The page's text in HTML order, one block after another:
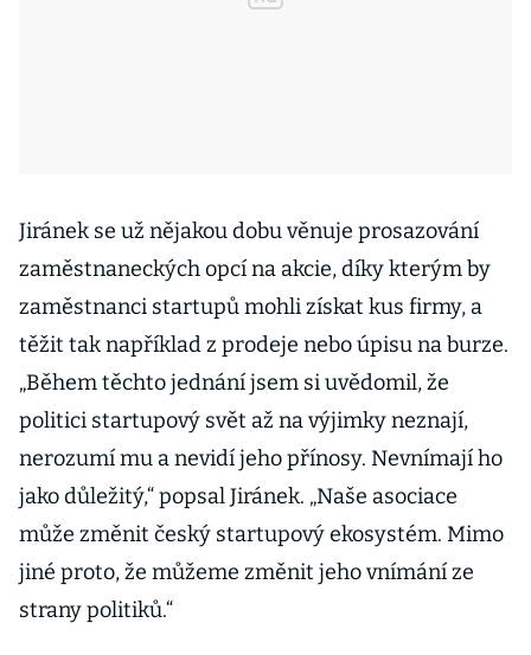
Jiránek se už nějakou dobu věnuje prosazování
zaměstnaneckých opcí na akcie, díky kterým by
zaměstnanci startupů mohli získat kus firmy, a
těžit tak například z prodeje nebo úpisu na burze.
„Během těchto jednání jsem si uvědomil, že
politici startupový svět až na výjimky neznají,
nerozumí mu a nevidí jeho přínosy. Nevnímají ho
jako důležitý,“ popsal Jiránek. „Naše asociace
může změnit český startupový ekosystém. Mimo
jiné proto, že můžeme změnit jeho vnímání ze
strany politiků.“